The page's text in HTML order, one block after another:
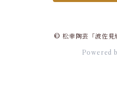
© 松幸陶芸「波佐見
Powered